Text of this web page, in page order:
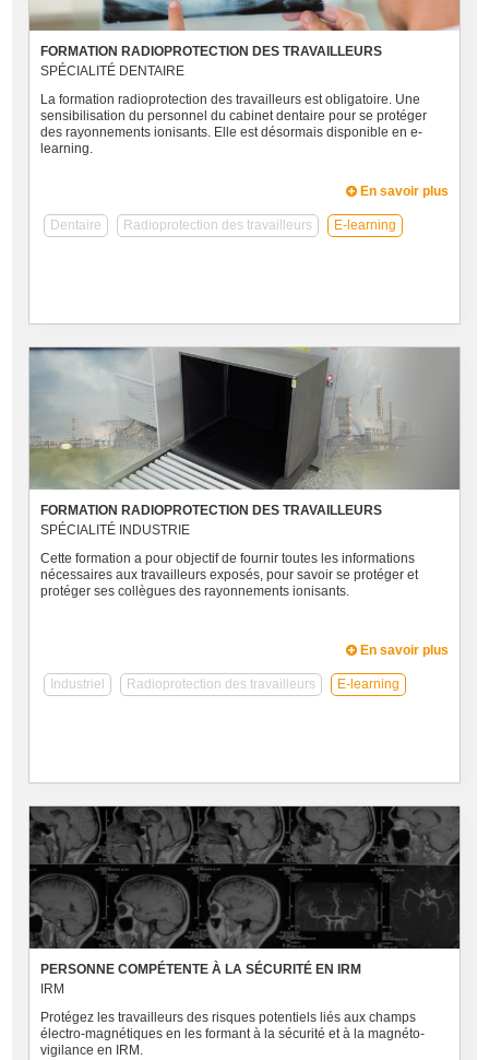
FORMATION RADIOPROTECTION DES TRAVAILLEURS
SPÉCIALITÉ DENTAIRE
La formation radioprotection des travailleurs est obligatoire. Une
sensibilisation du personnel du cabinet dentaire pour se protéger
des rayonnements ionisants. Elle est désormais disponible en e-
learning.
En savoir plus
Dentaire Radioprotection des travailleurs E-learning
FORMATION RADIOPROTECTION DES TRAVAILLEURS
SPÉCIALITÉ INDUSTRIE
Cette formation a pour objectif de fournir toutes les informations
nécessaires aux travailleurs exposés, pour savoir se protéger et
protéger ses collègues des rayonnements ionisants.
En savoir plus
Industriel Radioprotection des travailleurs E-learning
PERSONNE COMPÉTENTE À LA SÉCURITÉ EN IRM
IRM
Protégez les travailleurs des risques potentiels liés aux champs
électro-magnétiques en les formant à la sécurité et à la magnéto-
vigilance en IRM.